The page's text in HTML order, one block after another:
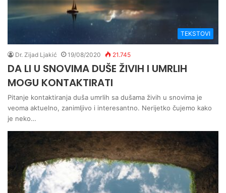
TEKSTOVI
Dr. Zijad Ljakić 19/08/2020 21.745
DA LI U SNOVIMA DUŠE ŽIVIH I UMRLIH
MOGU KONTAKTIRATI
Pitanje kontaktiranja duša umrlih sa dušama živih u snovima je
veoma aktuelno, zanimljivo i interesantno. Nerijetko čujemo kako
je neko…